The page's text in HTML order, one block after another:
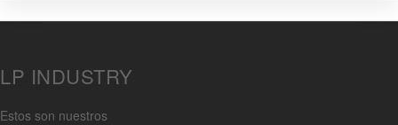
LP INDUSTRY
Estos son nuestros